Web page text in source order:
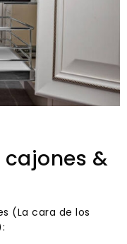
cajones &
(La cara de los